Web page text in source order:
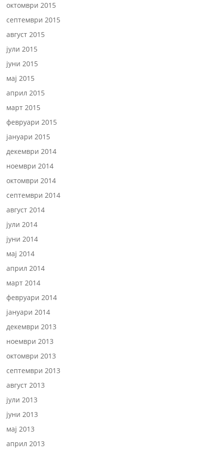
октомври 2015
септември 2015
август 2015
јули 2015
јуни 2015
мај 2015
април 2015
март 2015
февруари 2015
јануари 2015
декември 2014
ноември 2014
октомври 2014
септември 2014
август 2014
јули 2014
јуни 2014
мај 2014
април 2014
март 2014
февруари 2014
јануари 2014
декември 2013
ноември 2013
октомври 2013
септември 2013
август 2013
јули 2013
јуни 2013
мај 2013
април 2013